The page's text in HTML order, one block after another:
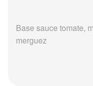
Base sauce tomate,
merguez